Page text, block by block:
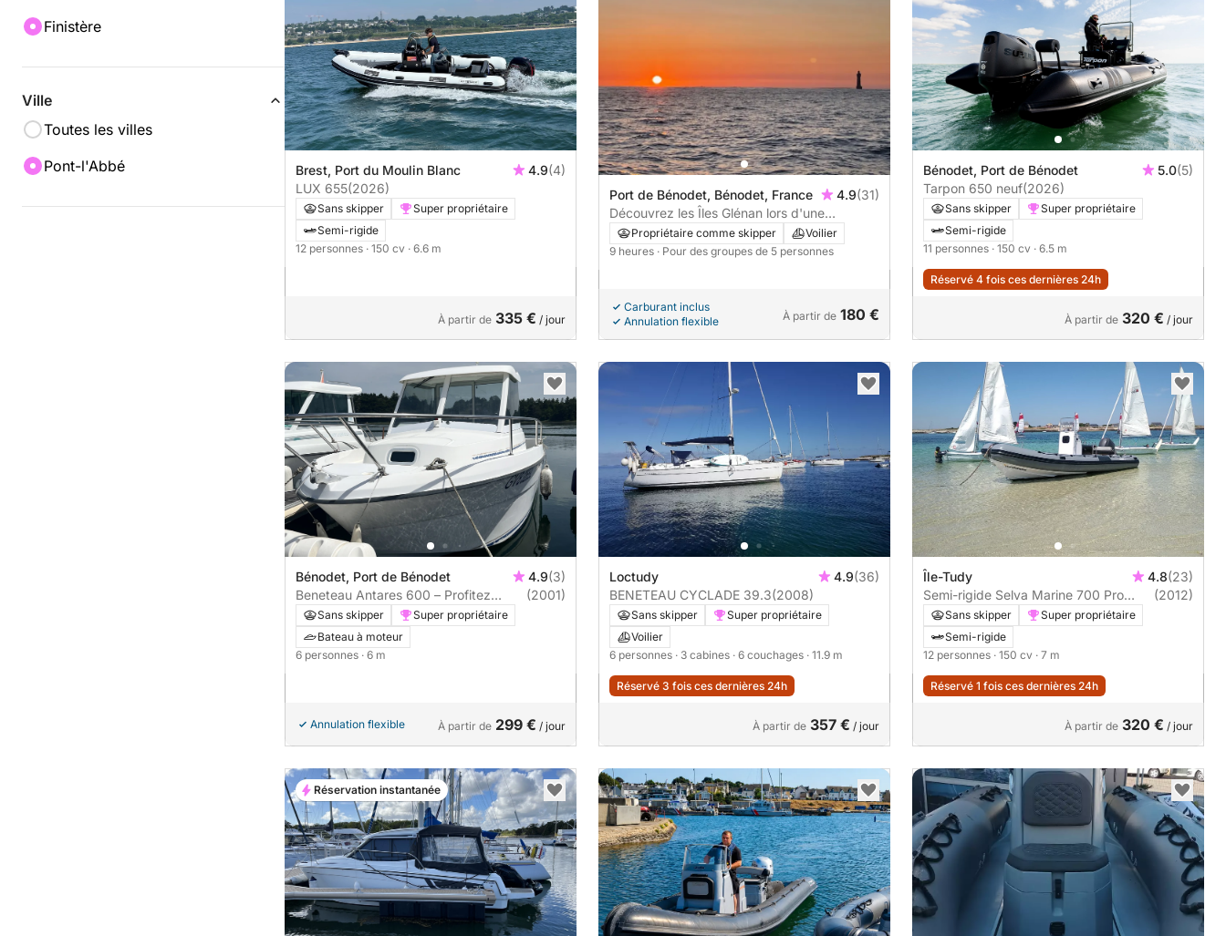
Finistère
Ville
Toutes les villes
Pont-l'Abbé
Brest, Port du Moulin Blanc 4.9(4)
LUX 655(2026)
Sans skipper
Super propriétaire
Semi-rigide
12 personnes · 150 cv · 6.6 m
À partir de 335 € / jour
Port de Bénodet, Bénodet, France 4.9(31)
Découvrez les Îles Glénan lors d'une
excursion d'une journée en voilier
Propriétaire comme skipper
Voilier
9 heures · Pour des groupes de 5 personnes
Carburant inclus
Annulation flexible
À partir de 180 €
Bénodet, Port de Bénodet 5.0(5)
Tarpon 650 neuf(2026)
Sans skipper
Super propriétaire
Semi-rigide
11 personnes · 150 cv · 6.5 m
Réservé 4 fois ces dernières 24h
À partir de 320 € / jour
Bénodet, Port de Bénodet 4.9(3)
Beneteau Antares 600 – Profitez
d’une journée en mer au départ de
Bénodet
(2001)
Sans skipper
Super propriétaire
Bateau à moteur
6 personnes · 6 m
Annulation flexible À partir de 299 € / jour
Loctudy 4.9(36)
BENETEAU CYCLADE 39.3(2008)
Sans skipper
Super propriétaire
Voilier
6 personnes · 3 cabines · 6 couchages · 11.9 m
Réservé 3 fois ces dernières 24h
À partir de 357 € / jour
Île-Tudy 4.8(23)
Semi-rigide Selva Marine 700 Pro
150cv
(2012)
Sans skipper
Super propriétaire
Semi-rigide
12 personnes · 150 cv · 7 m
Réservé 1 fois ces dernières 24h
À partir de 320 € / jour
Réservation instantanée